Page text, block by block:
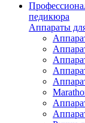
педикюра
Аппараты